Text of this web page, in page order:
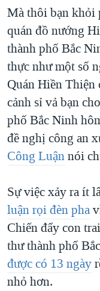
QUAN HỆ VIỆT MỸ
Mà thôi bạn khỏi
quán đồ nướng
thành phố Bắc
thực như một số
Quán Hiền Thiện
cảnh sỉ vả bạn
phố Bắc Ninh
đề nghị công an
Công Luậnnói
Sự việc xảy ra ít
luận rọi đèn pha
Chiến đẩy con
thư thành phố
được có 13 ngày
nhỏ hơn.